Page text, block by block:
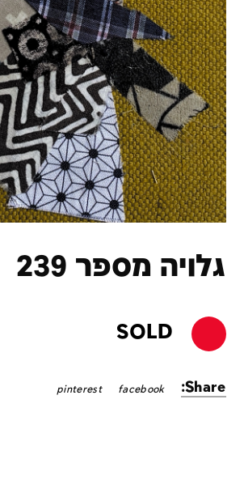
גלויה מספר 239
SOLD
Share:
facebook
pinterest